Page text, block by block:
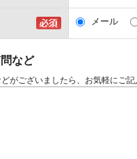
メール
など
がございましたら、お気軽にご